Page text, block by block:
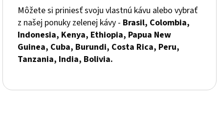
Môžete si priniesť svoju vlastnú kávu alebo vybrať
z našej ponuky zelenej kávy - Brasil, Colombia,
Indonesia, Kenya, Ethiopia, Papua New
Guinea, Cuba, Burundi, Costa Rica, Peru,
Tanzania, India, Bolivia.